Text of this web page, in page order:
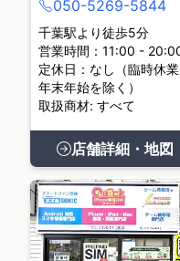
050-5269-5844
千葉駅より徒歩5分
営業時間：11:00 -
定休日：なし（臨時休業
年末年始を除く）
取扱商材: すべて
店舗詳細・地図